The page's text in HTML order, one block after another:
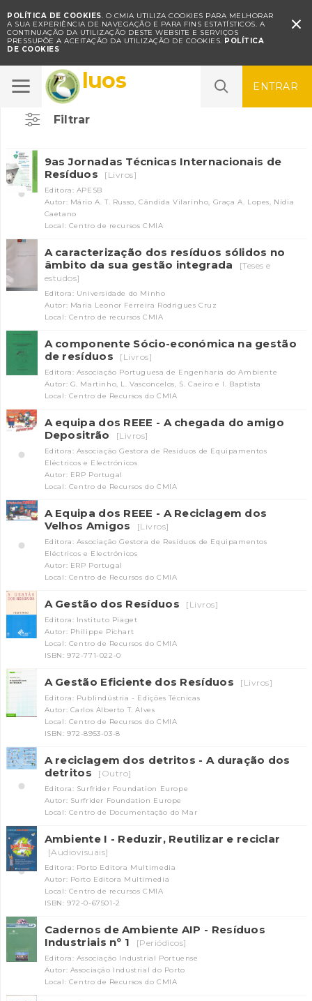
POLÍTICA DE COOKIES. O CMIA UTILIZA COOKIES PARA MELHORAR
A SUA EXPERIÊNCIA DE NAVEGAÇÃO E PARA FINS ESTATÍSTICOS. A
CONTINUAÇÃO DA UTILIZAÇÃO DESTE WEBSITE E SERVIÇOS
PRESSUPÕE A ACEITAÇÃO DA UTILIZAÇÃO DE COOKIES. POLÍTICA
DE COOKIES

ENTRAR
Resíduos
Filtrar
9as Jornadas Técnicas Internacionais de
Resíduos
[Livros]
Editora: APESB
Autor: Mário A. T. Russo, Cândida Vilarinho, Graça A. Lopes, Nídia
Caetano
Local: Centro de recursos CMIA
A caracterização dos resíduos sólidos no
âmbito da sua gestão integrada
[Teses e
estudos]
Editora: Universidade do Minho
Autor: Maria Leonor Ferreira Rodrigues Cruz
Local: Centro de recursos CMIA
A componente Sócio-económica na gestão
de resíduos
[Livros]
Editora: Associação Portuguesa de Engenharia do Ambiente
Autor: G. Martinho, L. Vasconcelos, S. Caeiro e I. Baptista
Local: Centro de Recursos do CMIA
A equipa dos REEE - A chegada do amigo
Depositrão
[Livros]
Editora: Associação Gestora de Resíduos de Equipamentos
Eléctricos e Electrónicos
Autor: ERP Portugal
Local: Centro de Recursos do CMIA
A Equipa dos REEE - A Reciclagem dos
Velhos Amigos
[Livros]
Editora: Associação Gestora de Resíduos de Equipamentos
Eléctricos e Electrónicos
Autor: ERP Portugal
Local: Centro de Recursos do CMIA
A Gestão dos Resíduos [Livros]
Editora: Instituto Piaget
Autor: Philippe Pichart
Local: Centro de Recursos do CMIA
ISBN: 972-771-022-0
A Gestão Eficiente dos Resíduos [Livros]
Editora: Publindústria - Edições Técnicas
Autor: Carlos Alberto T. Alves
Local: Centro de Recursos do CMIA
ISBN: 972-8953-03-8
A reciclagem dos detritos - A duração dos
detritos
[Outro]
Editora: Surfrider Foundation Europe
Autor: Surfrider Foundation Europe
Local: Centro de Documentação do Mar
Ambiente I - Reduzir, Reutilizar e reciclar
[Audiovisuais]
Editora: Porto Editora Multimedia
Autor: Porto Editora Multimedia
Local: Centro de recursos CMIA
ISBN: 972-0-67501-2
Cadernos de Ambiente AIP - Resíduos
Industriais nº 1
[Periódicos]
Editora: Associação Industrial Portuense
Autor: Associação Industrial do Porto
Local: Centro de Recursos do CMIA